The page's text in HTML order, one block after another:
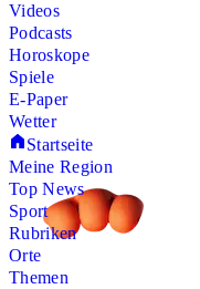
Videos
Podcasts
Horoskope
Spiele
E-Paper
Wetter
Startseite
Meine Region
Top News
Sport
Rubriken
Orte
Themen